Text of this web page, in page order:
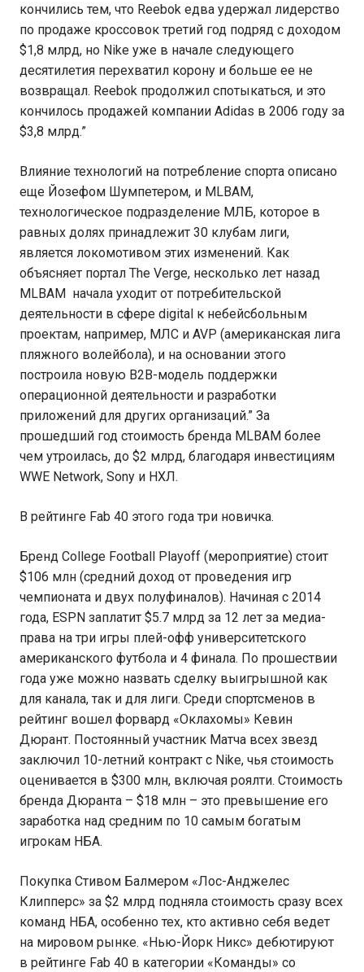
кончились тем, что Reebok едва удержал лидерство
по продаже кроссовок третий год подряд с доходом
$1,8 млрд, но Nike уже в начале следующего
десятилетия перехватил корону и больше ее не
возвращал. Reebok продолжил спотыкаться, и это
кончилось продажей компании Adidas в 2006 году за
$3,8 млрд.”
Влияние технологий на потребление спорта описано
еще Йозефом Шумпетером, и MLBAM,
технологическое подразделение МЛБ, которое в
равных долях принадлежит 30 клубам лиги,
является локомотивом этих изменений. Как
объясняет портал The Verge, несколько лет назад
MLBAM начала уходит от потребительской
деятельности в сфере digital к небейсбольным
проектам, например, МЛС и AVP (американская лига
пляжного волейбола), и на основании этого
построила новую B2B-модель поддержки
операционной деятельности и разработки
приложений для других организаций.” За
прошедший год стоимость бренда MLBAM более
чем утроилась, до $2 млрд, благодаря инвестициям
WWE Network, Sony и НХЛ.
В рейтинге Fab 40 этого года три новичка.
Бренд College Football Playoff (мероприятие) стоит
$106 млн (средний доход от проведения игр
чемпионата и двух полуфиналов). Начиная с 2014
года, ESPN заплатит $5.7 млрд за 12 лет за медиа-
права на три игры плей-офф университетского
американского футбола и 4 финала. По прошествии
года уже можно назвать сделку выигрышной как
для канала, так и для лиги. Среди спортсменов в
рейтинг вошел форвард «Оклахомы» Кевин
Дюрант. Постоянный участник Матча всех звезд
заключил 10-летний контракт с Nike, чья стоимость
оценивается в $300 млн, включая роялти. Стоимость
бренда Дюранта – $18 млн – это превышение его
заработка над средним по 10 самым богатым
игрокам НБА.
Покупка Стивом Балмером «Лос-Анджелес
Клипперс» за $2 млрд подняла стоимость сразу всех
команд НБА, особенно тех, кто активно себя ведет
на мировом рынке. «Нью-Йорк Никс» дебютируют
в рейтинге Fab 40 в категории «Команды» со